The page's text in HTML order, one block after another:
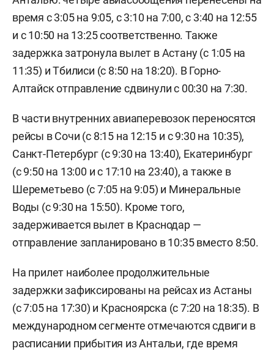
время с 3:05 на 9:05, с 3:10 на 7:00, с 3:40 на 12:55
и с 10:50 на 13:25 соответственно. Также
задержка затронула вылет в Астану (с 1:05 на
11:35) и Тбилиси (с 8:50 на 18:20). В Горно-
Алтайск отправление сдвинули с 00:30 на 7:30.
В части внутренних авиаперевозок переносятся
рейсы в Сочи (с 8:15 на 12:15 и с 9:30 на 10:35),
Санкт-Петербург (с 9:30 на 13:40), Екатеринбург
(с 9:50 на 13:00 и с 17:10 на 23:40), а также в
Шереметьево (с 7:05 на 9:05) и Минеральные
Воды (с 9:30 на 15:50). Кроме того,
задерживается вылет в Краснодар —
отправление запланировано в 10:35 вместо 8:50.
На прилет наиболее продолжительные
задержки зафиксированы на рейсах из Астаны
(с 7:05 на 17:30) и Красноярска (с 7:20 на 18:35). В
международном сегменте отмечаются сдвиги в
расписании прибытия из Антальи, где время